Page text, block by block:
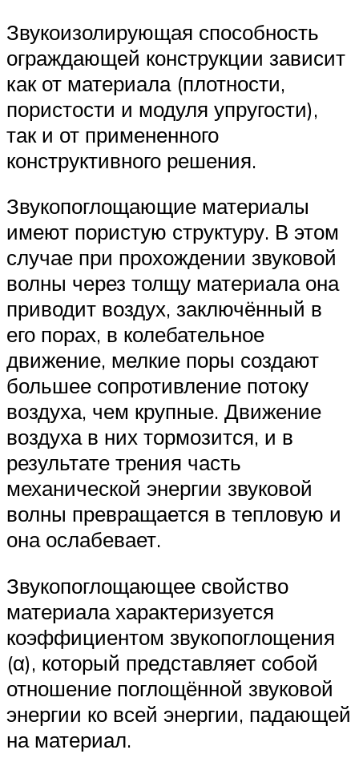
Звукоизолирующая способность
ограждающей конструкции зависит
как от материала (плотности,
пористости и модуля упругости),
так и от примененного
конструктивного решения.
Звукопоглощающие материалы
имеют пористую структуру. В этом
случае при прохождении звуковой
волны через толщу материала она
приводит воздух, заключённый в
его порах, в колебательное
движение, мелкие поры создают
большее сопротивление потоку
воздуха, чем крупные. Движение
воздуха в них тормозится, и в
результате трения часть
механической энергии звуковой
волны превращается в тепловую и
она ослабевает.
Звукопоглощающее свойство
материала характеризуется
коэффициентом звукопоглощения
(α), который представляет собой
отношение поглощённой звуковой
энергии ко всей энергии, падающей
на материал.